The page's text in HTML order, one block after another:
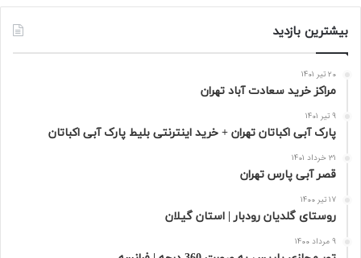
بیشترین بازدید
20 تیر 1401
مراکز خرید سعادت‌ آباد تهران
9 تیر 1401
پارک آبی اکباتان تهران + خرید اینترنتی بلیط پارک آبی اکباتان
31 خرداد 1401
قصر آبی پارس تهران
17 تیر 1400
روستای گلدیان رودبار | استان گیلان
9 مرداد 1400